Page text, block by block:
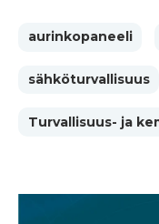
aurinkopaneeli
sähköturvallisuus
Turvallisuus- ja